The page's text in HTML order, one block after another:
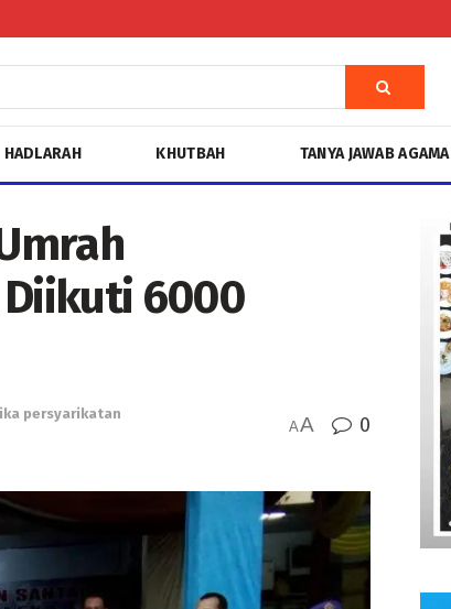
HADLARAH KHUTBAH TANYA JAWAB AGAMA
6000
persyarikatan
AA 0